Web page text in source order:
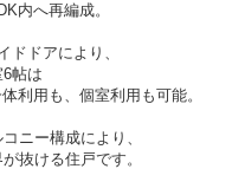
内へ再編成。
ドドアにより、
帖は
利用も、個室利用も可能。
ニー構成により、
抜ける住戸です。